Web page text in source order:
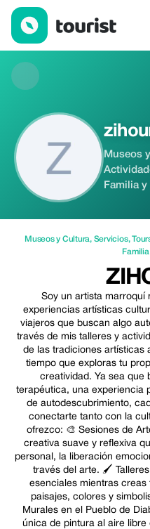
zihounti — Museos y Cultura |
Museos
Familia
Museos y Cultura, Servicios,
Soy un artista marroquí
experiencias artísticas
viajeros que buscan algo
través de mis talleres y
de las tradiciones artísticas
tiempo que exploras tu
creatividad. Ya sea que
terapéutica, una experiencia
de autodescubrimiento,
conectarte tanto con la
ofrezco: 🎨 Sesiones de
creativa suave y reflexiva
personal, la liberación
través del arte. 🖌️
esenciales mientras
paisajes, colores y
Murales en el Pueblo de
única de pintura al aire